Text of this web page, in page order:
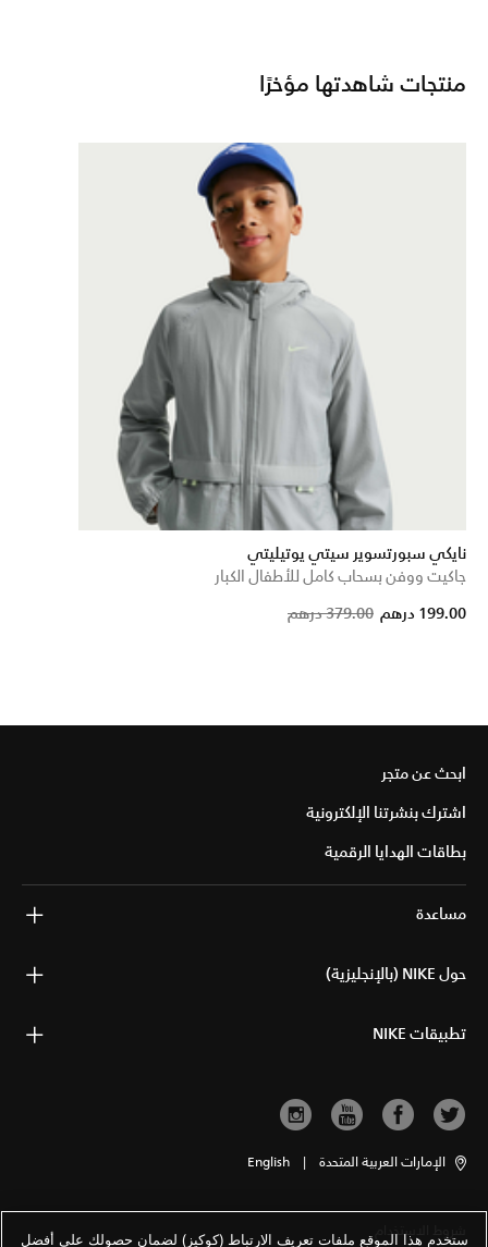
منتجات شاهدتها مؤخرًا
نايكي سبورتسوير سيتي يوتيليتي
جاكيت ووفن بسحاب كامل للأطفال الكبار
Price reduced379.00 درهم to 199.00 درهم
ابحث عن متجر
اشترك بنشرتنا الإلكترونية
بطاقات الهدايا الرقمية
مساعدة
حول NIKE (بالإنجليزية)
تطبيقات NIKE
الإمارات العربية المتحدة |
English
شروط الاستخدام
ستخدم هذا الموقع ملفات تعريف الارتباط (كوكيز) لضمان حصولك على أفضل